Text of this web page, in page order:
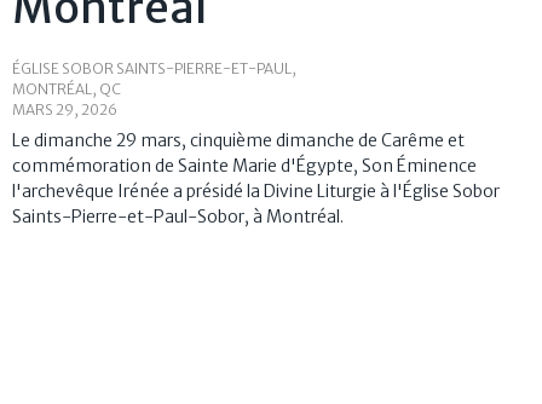
ÉGLISE SOBOR SAINTS-PIERRE-ET-PAUL,
MONTRÉAL, QC
MARS 29, 2026
Le dimanche 29 mars, cinquième dimanche de Carême et
commémoration de Sainte Marie d'Égypte, Son Éminence
l'archevêque Irénée a présidé la Divine Liturgie à l'Église Sobor
Saints-Pierre-et-Paul-Sobor, à Montréal.